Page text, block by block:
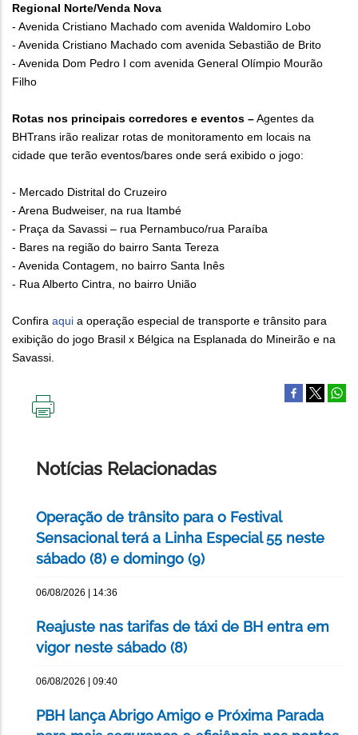
Regional Norte/Venda Nova
- Avenida Cristiano Machado com avenida Waldomiro Lobo
- Avenida Cristiano Machado com avenida Sebastião de Brito
- Avenida Dom Pedro I com avenida General Olímpio Mourão
Filho
Rotas nos principais corredores e eventos –Agentes da
BHTrans irão realizar rotas de monitoramento em locais na
cidade que terão eventos/bares onde será exibido o jogo:
- Mercado Distrital do Cruzeiro
- Arena Budweiser, na rua Itambé
- Praça da Savassi – rua Pernambuco/rua Paraíba
- Bares na região do bairro Santa Tereza
- Avenida Contagem, no bairro Santa Inês
- Rua Alberto Cintra, no bairro União
Confira aqui a operação especial de transporte e trânsito para
exibição do jogo Brasil x Bélgica na Esplanada do Mineirão e na
Savassi.
Notícias Relacionadas
Operação de trânsito para o Festival
Sensacional terá a Linha Especial 55 neste
sábado (8) e domingo (9)
06/08/2026 | 14:36
Reajuste nas tarifas de táxi de BH entra em
vigor neste sábado (8)
06/08/2026 | 09:40
PBH lança Abrigo Amigo e Próxima Parada